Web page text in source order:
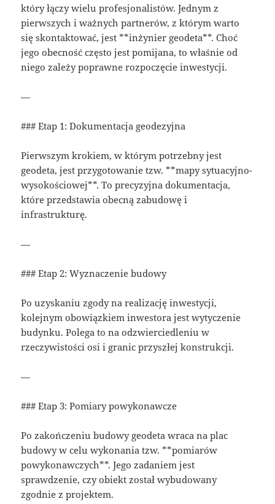
który łączy wielu profesjonalistów. Jednym z
pierwszych i ważnych partnerów, z którym warto
się skontaktować, jest **inżynier geodeta**. Choć
jego obecność często jest pomijana, to właśnie od
niego zależy poprawne rozpoczęcie inwestycji.
—
### Etap 1: Dokumentacja geodezyjna
Pierwszym krokiem, w którym potrzebny jest
geodeta, jest przygotowanie tzw. **mapy sytuacyjno-
wysokościowej**. To precyzyjna dokumentacja,
które przedstawia obecną zabudowę i
infrastrukturę.
—
### Etap 2: Wyznaczenie budowy
Po uzyskaniu zgody na realizację inwestycji,
kolejnym obowiązkiem inwestora jest wytyczenie
budynku. Polega to na odzwierciedleniu w
rzeczywistości osi i granic przyszłej konstrukcji.
—
### Etap 3: Pomiary powykonawcze
Po zakończeniu budowy geodeta wraca na plac
budowy w celu wykonania tzw. **pomiarów
powykonawczych**. Jego zadaniem jest
sprawdzenie, czy obiekt został wybudowany
zgodnie z projektem.